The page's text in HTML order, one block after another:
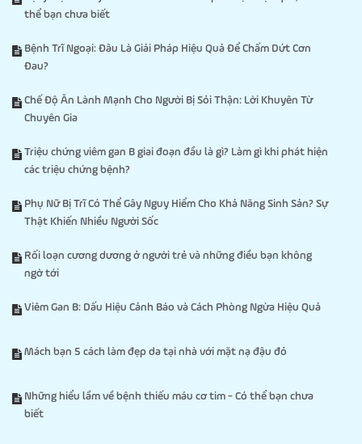
thể bạn chưa biết
Bệnh Trĩ Ngoại: Đâu Là Giải Pháp Hiệu Quả Để Chấm Dứt Cơn
Đau?
Chế Độ Ăn Lành Mạnh Cho Người Bị Sỏi Thận: Lời Khuyên Từ
Chuyên Gia
Triệu chứng viêm gan B giai đoạn đầu là gì? Làm gì khi phát hiện
các triệu chứng bệnh?
Phụ Nữ Bị Trĩ Có Thể Gây Nguy Hiểm Cho Khả Năng Sinh Sản? Sự
Thật Khiến Nhiều Người Sốc
Rối loạn cương dương ở người trẻ và những điều bạn không
ngờ tới
Viêm Gan B: Dấu Hiệu Cảnh Báo và Cách Phòng Ngừa Hiệu Quả
Mách bạn 5 cách làm đẹp da tại nhà với mặt nạ đậu đỏ
Những hiểu lầm về bệnh thiếu máu cơ tim - Có thể bạn chưa
biết